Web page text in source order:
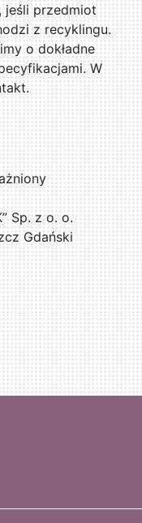
jeśli przedmiot
z recyklingu.
o dokładne
W
Sp. z o. o.
Gdański